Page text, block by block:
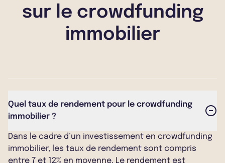
sur le crowdfunding
immobilier
Quel taux de rendement pour le crowdfunding
immobilier ?
Dans le cadre d’un investissement en crowdfunding
immobilier, les taux de rendement sont compris
entre 7 et 12% en moyenne. Le rendement est